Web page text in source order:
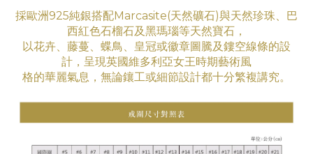
採歐洲925純銀搭配Marcasite(天然礦石)與天然珍珠、巴
西紅色石榴石及黑瑪瑙等天然寶石，
以花卉、藤蔓、蝶鳥、皇冠或徽章圖騰及鏤空線條的設
計，呈現英國維多利亞女王時期藝術風
格的華麗氣息 ，無論鑲工或細節設計都十分繁複講究。